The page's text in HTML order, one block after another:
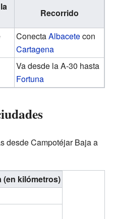
Recorrido
ConectaAlbacetecon
Cartagena
Va desde la A-30 hasta
Fortuna
desde Campotéjar Baja a
(en kilómetros)